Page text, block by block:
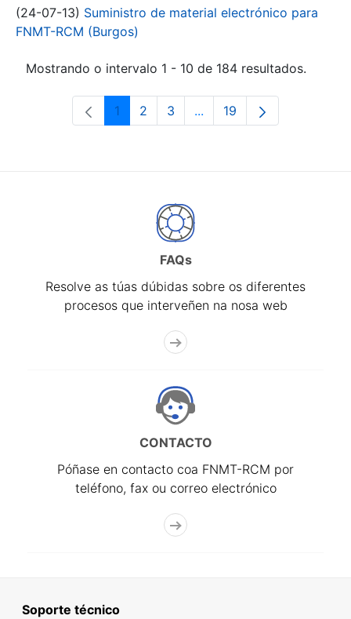
(24-07-13) Suministro de material electrónico para
FNMT-RCM (Burgos)
Mostrando o intervalo 1 - 10 de 184 resultados.
Páxina
1 Páxina
2 Páxina
3 ...Páxinas intermedias Use
Páxina
19
FAQs
Resolve as túas dúbidas sobre os diferentes
procesos que interveñen na nosa web
CONTACTO
Póñase en contacto coa FNMT-RCM por
teléfono, fax ou correo electrónico
Soporte técnico